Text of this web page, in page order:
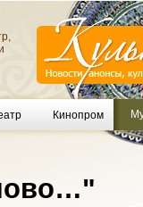
Кинопром